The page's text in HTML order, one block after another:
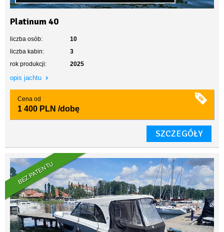
Platinum 40
liczba osób:
10
liczba kabin:
3
rok produkcji:
2025
opis jachtu
Cena od
1 400 PLN /dobę
SZCZEGÓŁY
BEZ PATENTU